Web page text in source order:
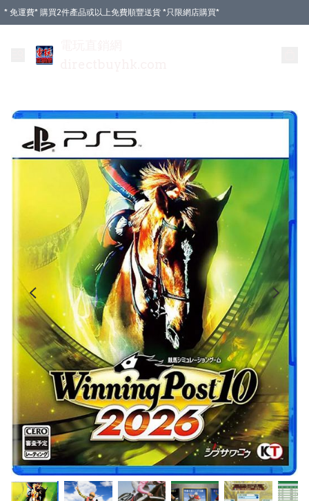
* 免運費* 購買2件產品或以上免費順豐送貨 *只限網店購買*